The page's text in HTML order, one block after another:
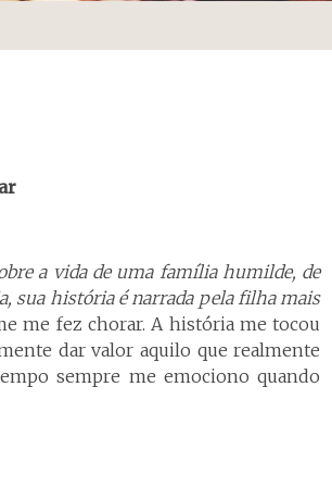
a vida de uma família humilde, de
sua história é narrada pela filha mais
me fez chorar. A história me tocou
dar valor aquilo que realmente
sempre me emociono quando